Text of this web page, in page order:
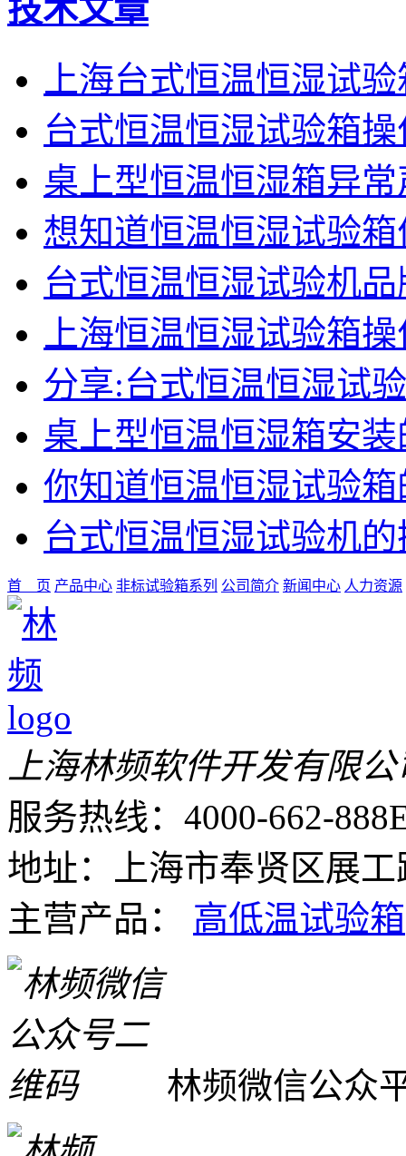
技术文章
上海台式恒温恒湿试
台式恒温恒湿试验箱
桌上型恒温恒湿箱异
想知道恒温恒湿试验
台式恒温恒湿试验机
上海恒温恒湿试验箱
分享:台式恒温恒湿试
桌上型恒温恒湿箱安
你知道恒温恒湿试验
台式恒温恒湿试验机
首 页 产品中心 非标试验箱系列 公司简介 新闻中心 人力资源
上海林频软件开发有限公
服务热线：4000-662-888
地址：上海市奉贤区展工
主营产品： 高低温试验箱
林频微信公众